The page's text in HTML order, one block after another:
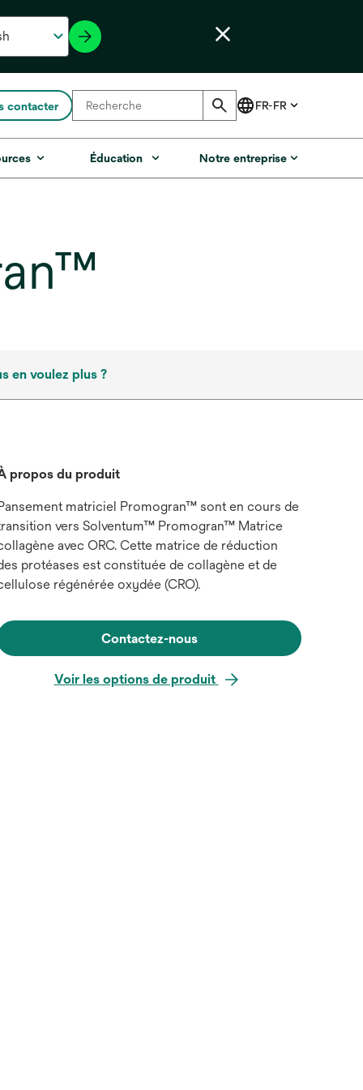
contacter
Éducation Notre entreprise
en voulez plus ?
propos du produit
matriciel Promogran™ sont en cours de
vers Solventum™ Promogran™ Matrice
avec ORC. Cette matrice de réduction
protéases est constituée de collagène et de
régénérée oxydée (CRO).
Contactez-nous
Voir les options de produit